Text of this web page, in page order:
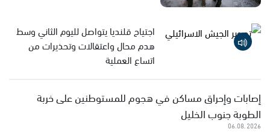
اجتياح قلنديا يتواصل لليوم الثاني وسط
هدم محال واعتقالات وتحذيرات من
اتساع العملية
إصابات وإحراق مساكن في هجوم للمستوطنين على خربة
الطوبة جنوب الخليل
06.08.2026